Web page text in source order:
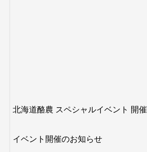
北海道酪農 スペシャルイベント 開催
︎イベント開催のお知らせ